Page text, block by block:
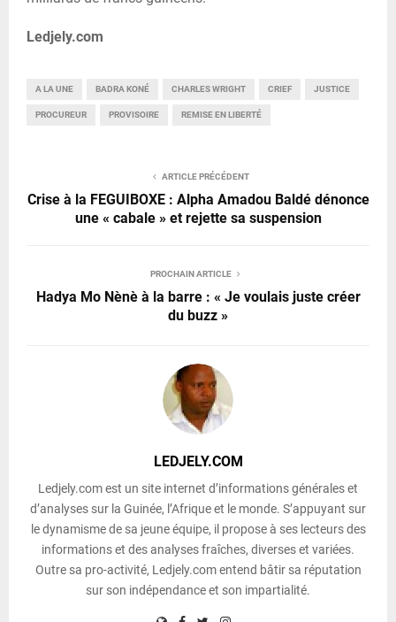
Ledjely.com
A LA UNE BADRA KONÉ CHARLES WRIGHT CRIEF JUSTICE
PROCUREUR PROVISOIRE REMISE EN LIBERTÉ
ARTICLE PRÉCÉDENT
Crise à la FEGUIBOXE : Alpha Amadou Baldé dénonce
une « cabale » et rejette sa suspension
PROCHAIN ARTICLE
Hadya Mo Nènè à la barre : « Je voulais juste créer
du buzz »
LEDJELY.COM
Ledjely.com est un site internet d’informations générales et
d’analyses sur la Guinée, l’Afrique et le monde. S’appuyant sur
le dynamisme de sa jeune équipe, il propose à ses lecteurs des
informations et des analyses fraîches, diverses et variées.
Outre sa pro-activité, Ledjely.com entend bâtir sa réputation
sur son indépendance et son impartialité.